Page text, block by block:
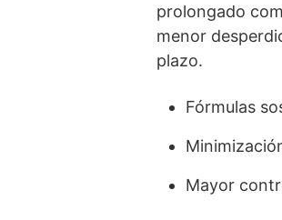
prolongado
menor
plazo.
Fórmulas
Mayor